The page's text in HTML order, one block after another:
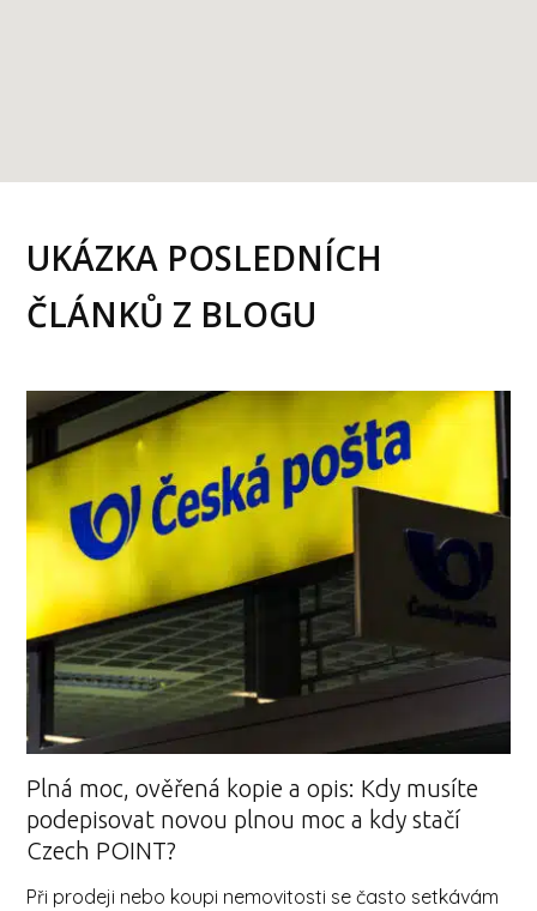
UKÁZKA POSLEDNÍCH
ČLÁNKŮ Z BLOGU
Plná moc, ověřená kopie a opis: Kdy musíte
podepisovat novou plnou moc a kdy stačí
Czech POINT?
Při prodeji nebo koupi nemovitosti se často setkávám